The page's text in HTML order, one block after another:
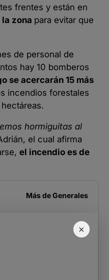
×
frentes y están en
zona para evitar que
de personal de
hay 10 bomberos
se acercarán 15 más
incendios forestales
hormiguitas al
el cual afirma
el incendio es de
Más deGenerales